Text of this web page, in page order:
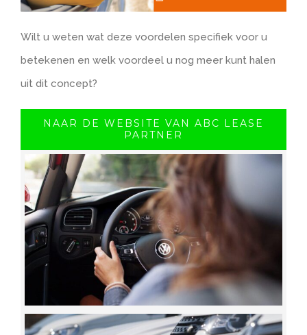
Wilt u weten wat deze voordelen specifiek voor u
betekenen en welk voordeel u nog meer kunt halen
uit dit concept?
NAAR DE WEBSITE VAN ABC LEASE
PARTNER